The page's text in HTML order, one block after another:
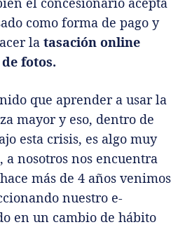
como forma de pago y
la tasación online
fotos.
que aprender a usar la
mayor y eso, dentro de
esta crisis, es algo muy
a nosotros nos encuentra
más de 4 años venimos
nuestro e-
en un cambio de hábito